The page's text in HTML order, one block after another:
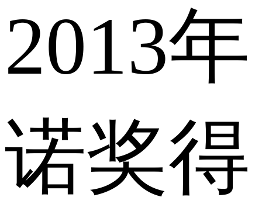
2013年
诺奖得